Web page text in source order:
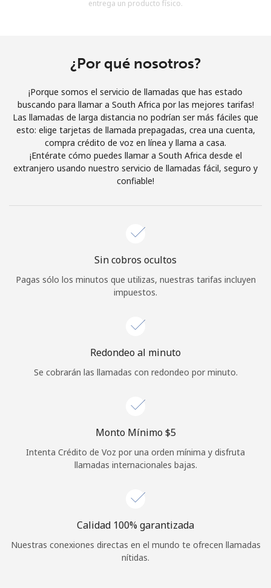
Al abrir una cuenta en este sitio web, estoy de acuerdo con
Únete
¡Hola!
Inicia sesión oREGÍSTRATE →
Iniciar Sesión
o
Continuar con
entrega un producto físico.
¿Por qué nosotros?
¡Porque somos el servicio de llamadas que has estado
buscando para llamar a South Africa por las mejores tarifas!
Las llamadas de larga distancia no podrían ser más fáciles que
esto: elige tarjetas de llamada prepagadas, crea una cuenta,
compra crédito de voz en línea y llama a casa.
¡Entérate cómo puedes llamar a South Africa desde el
extranjero usando nuestro servicio de llamadas fácil, seguro y
confiable!
Sin cobros ocultos
Pagas sólo los minutos que utilizas, nuestras tarifas incluyen
impuestos.
Redondeo al minuto
Se cobrarán las llamadas con redondeo por minuto.
Monto Mínimo ⁦$5⁩
Intenta Crédito de Voz por una orden mínima y disfruta
llamadas internacionales bajas.
Calidad 100% garantizada
Nuestras conexiones directas en el mundo te ofrecen llamadas
nítidas.